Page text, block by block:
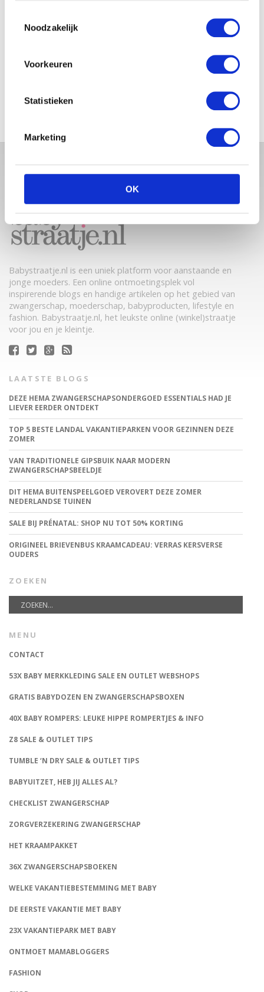
Noodzakelijk
Voorkeuren
Statistieken
Marketing
OK
MONICA GEUZE DEELT
PRACHTIGE FOTO MET BABY
Babystraatje.nl is een uniek platform voor aanstaande en
jonge moeders. Een online ontmoetingsplek vol
inspirerende blogs en handige artikelen op het gebied van
zwangerschap, moederschap, babyproducten, lifestyle en
fashion. Babystraatje.nl, het leukste online (winkel)straatje
voor jou en je kleintje.
LAATSTE BLOGS
DEZE HEMA ZWANGERSCHAPSONDERGOED ESSENTIALS HAD JE
LIEVER EERDER ONTDEKT
TOP 5 BESTE LANDAL VAKANTIEPARKEN VOOR GEZINNEN DEZE
ZOMER
VAN TRADITIONELE GIPSBUIK NAAR MODERN
ZWANGERSCHAPSBEELDJE
DIT HEMA BUITENSPEELGOED VEROVERT DEZE ZOMER
NEDERLANDSE TUINEN
SALE BIJ PRÉNATAL: SHOP NU TOT 50% KORTING
ORIGINEEL BRIEVENBUS KRAAMCADEAU: VERRAS KERSVERSE
OUDERS
ZOEKEN
MENU
CONTACT
53X BABY MERKKLEDING SALE EN OUTLET WEBSHOPS
GRATIS BABYDOZEN EN ZWANGERSCHAPSBOXEN
40X BABY ROMPERS: LEUKE HIPPE ROMPERTJES & INFO
Z8 SALE & OUTLET TIPS
TUMBLE ‘N DRY SALE & OUTLET TIPS
BABYUITZET, HEB JIJ ALLES AL?
CHECKLIST ZWANGERSCHAP
ZORGVERZEKERING ZWANGERSCHAP
HET KRAAMPAKKET
36X ZWANGERSCHAPSBOEKEN
WELKE VAKANTIEBESTEMMING MET BABY
DE EERSTE VAKANTIE MET BABY
23X VAKANTIEPARK MET BABY
ONTMOET MAMABLOGGERS
FASHION